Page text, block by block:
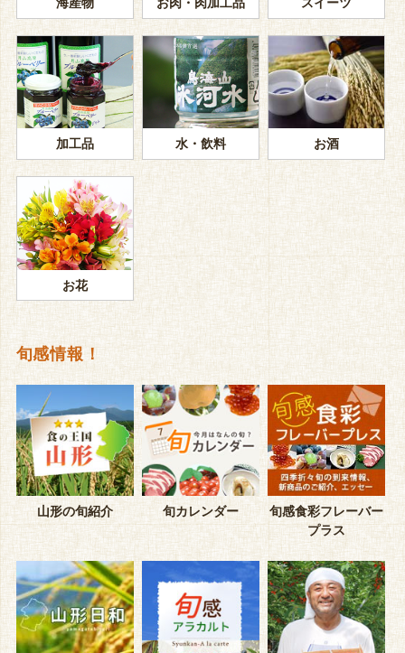
海産物 お肉・肉加工品 スイーツ
加工品 水・飲料 お酒
お花
旬感情報！
山形の旬紹介 旬カレンダー
旬感食彩フレーバー
プラス